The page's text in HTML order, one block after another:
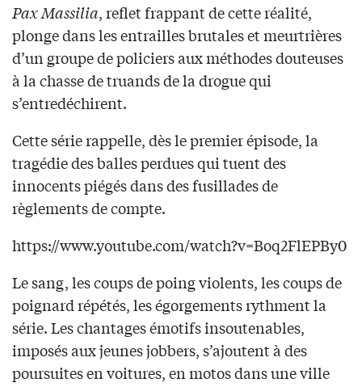
Pax Massilia, reflet frappant de cette réalité,
plonge dans les entrailles brutales et meurtrières
d’un groupe de policiers aux méthodes douteuses
à la chasse de truands de la drogue qui
s’entredéchirent.
Cette série rappelle, dès le premier épisode, la
tragédie des balles perdues qui tuent des
innocents piégés dans des fusillades de
règlements de compte.
https://www.youtube.com/watch?v=Boq2FlEPBy0
Le sang, les coups de poing violents, les coups de
poignard répétés, les égorgements rythment la
série. Les chantages émotifs insoutenables,
imposés aux jeunes jobbers, s’ajoutent à des
poursuites en voitures, en motos dans une ville